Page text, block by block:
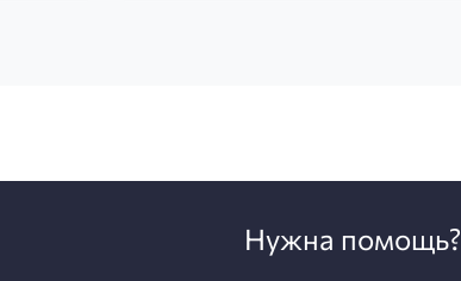
Нужна помощь?